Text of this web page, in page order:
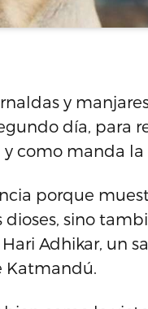
y
día, para
como manda
porque
sino
Adhikar, un
Katmandú.